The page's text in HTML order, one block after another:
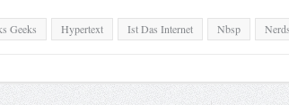
Geeks Hypertext Ist Das Internet Nbsp Nerds